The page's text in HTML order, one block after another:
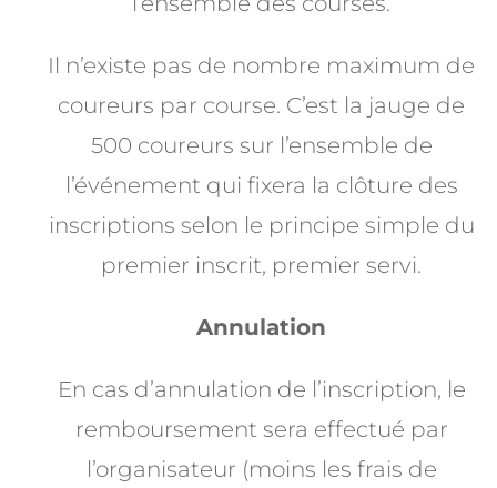
Il n’existe pas de nombre maximum de
coureurs par course. C’est la jauge de
500 coureurs sur l’ensemble de
l’événement qui fixera la clôture des
inscriptions selon le principe simple du
premier inscrit, premier servi.
Annulation
En cas d’annulation de l’inscription, le
remboursement sera effectué par
l’organisateur (moins les frais de